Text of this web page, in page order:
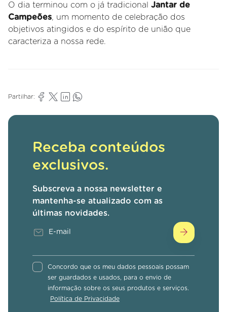
O dia terminou com o já tradicional Jantar de
Campeões, um momento de celebração dos
objetivos atingidos e do espírito de união que
caracteriza a nossa rede.
Partilhar:
Receba conteúdos
exclusivos.
Subscreva a nossa newsletter e
mantenha-se atualizado com as
últimas novidades.
Concordo que os meu dados pessoais possam
ser guardados e usados, para o envio de
informação sobre os seus produtos e serviços.
Política de Privacidade